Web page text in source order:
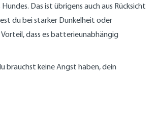
Das ist übrigens auch aus Rücksicht
du bei starker Dunkelheit oder
dass es batterieunabhängig
brauchst keine Angst haben, dein